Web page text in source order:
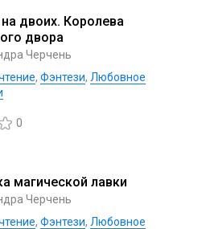
двоих. Королева
двора
Черчень
, Фэнтези, Любовное
0
магической лавки
Черчень
, Фэнтези, Любовное